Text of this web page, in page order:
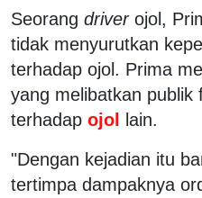
Seorang driverojol,
tidak menyurutkan
terhadap ojol. Prima
yang melibatkan publik
terhadap ojol
lain.
"Dengan kejadian itu
tertimpa dampaknya